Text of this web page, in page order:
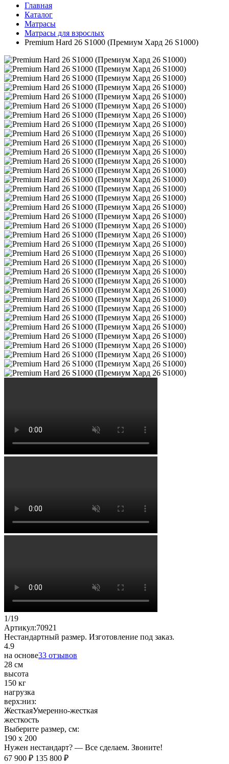
Главная
Каталог
Матрасы
Матрасы для взрослых
Premium Hard 26 S1000 (Премиум Хард 26 S1000)
1/19
Артикул:70921
Нестандартный размер. Изготовление под заказ.
4.9
на основе33 отзывов
28 см
высота
150 кг
нагрузка
верх:низ:
ЖесткаяУмеренно-жесткая
жесткость
Выберите размер, см:
190 х 200
Нужен нестандарт? — Все сделаем. Звоните!
67 900 ₽ 135 800 ₽